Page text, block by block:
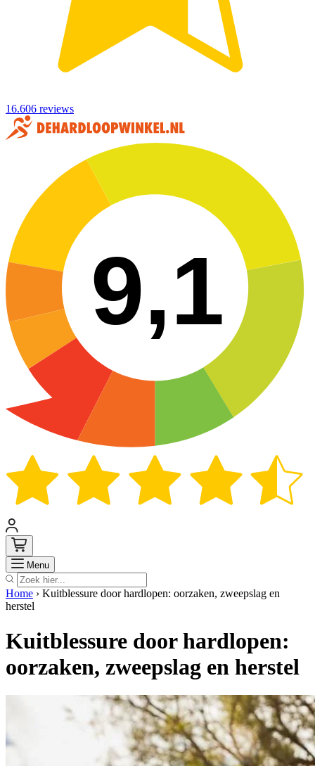
16.606 reviews
9,1
Menu Zoek
Home › Kuitblessure door hardlopen: oorzaken, zweepslag en
herstel
Kuitblessure door hardlopen:
oorzaken, zweepslag en herstel